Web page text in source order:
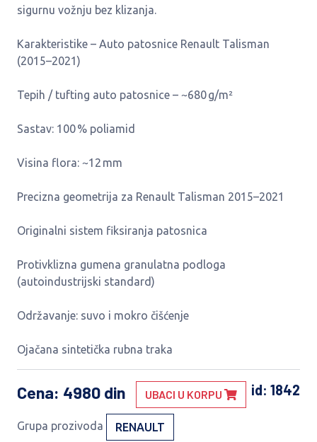
sigurnu vožnju bez klizanja.
Karakteristike – Auto patosnice Renault Talisman
(2015–2021)
Tepih / tufting auto patosnice – ~680 g/m²
Sastav: 100 % poliamid
Visina flora: ~12 mm
Precizna geometrija za Renault Talisman 2015–2021
Originalni sistem fiksiranja patosnica
Protivklizna gumena granulatna podloga
(autoindustrijski standard)
Održavanje: suvo i mokro čišćenje
Ojačana sintetička rubna traka
Cena: 4980 din id: 1842
UBACI U KORPU
Grupa prozivoda RENAULT